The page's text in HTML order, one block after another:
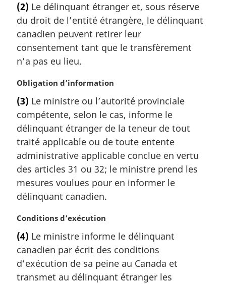
n
a
e
:
t
e
m
a
g
n
a
e
:
(2) Le délinquant étranger et, sous réserve
du droit de l’entité étrangère, le délinquant
canadien peuvent retirer leur
consentement tant que le transfèrement
n’a pas eu lieu.
N
t
e
m
a
g
i
n
a
e
Obligation d’information
(3) Le ministre ou l’autorité provinciale
compétente, selon le cas, informe le
délinquant étranger de la teneur de tout
traité applicable ou de toute entente
administrative applicable conclue en vertu
des articles 31 ou 32; le ministre prend les
mesures voulues pour en informer le
délinquant canadien.
N
t
e
m
a
Conditions d’exécution
(4) Le ministre informe le délinquant
canadien par écrit des conditions
d’exécution de sa peine au Canada et
transmet au délinquant étranger les